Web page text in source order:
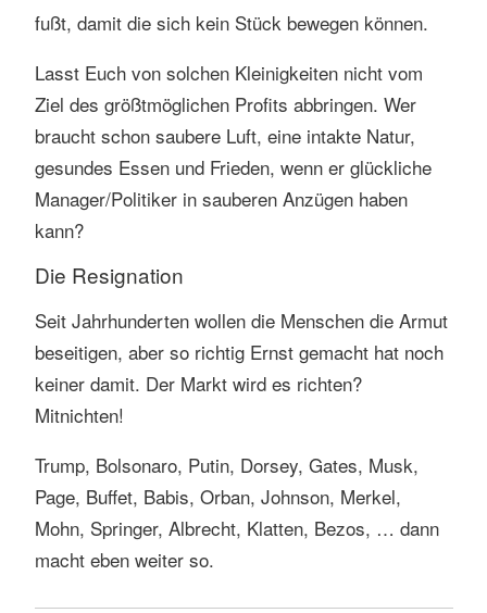
fußt, damit die sich kein Stück bewegen können.
Lasst Euch von solchen Kleinigkeiten nicht vom
Ziel des größtmöglichen Profits abbringen. Wer
braucht schon saubere Luft, eine intakte Natur,
gesundes Essen und Frieden, wenn er glückliche
Manager/Politiker in sauberen Anzügen haben
kann?
Die Resignation
Seit Jahrhunderten wollen die Menschen die Armut
beseitigen, aber so richtig Ernst gemacht hat noch
keiner damit. Der Markt wird es richten?
Mitnichten!
Trump, Bolsonaro, Putin, Dorsey, Gates, Musk,
Page, Buffet, Babis, Orban, Johnson, Merkel,
Mohn, Springer, Albrecht, Klatten, Bezos, … dann
macht eben weiter so.